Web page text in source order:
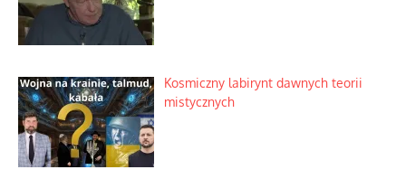
Kosmiczny labirynt dawnych teorii
mistycznych